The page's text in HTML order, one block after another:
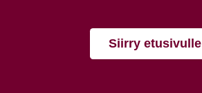
Siirry etusivulle